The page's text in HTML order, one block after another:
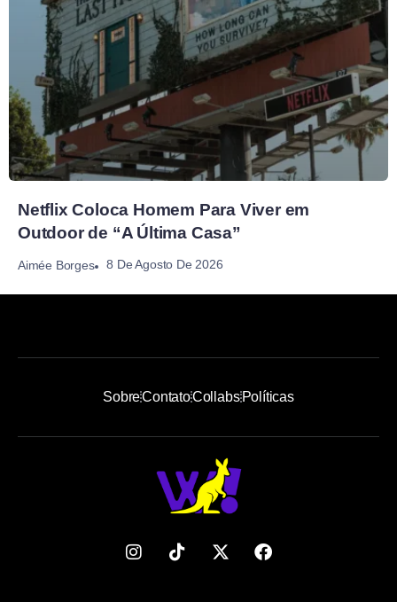
Netflix Coloca Homem Para Viver em
Outdoor de “A Última Casa”
Aimée Borges 8 De Agosto De 2026
SobreContatoCollabsPolíticas